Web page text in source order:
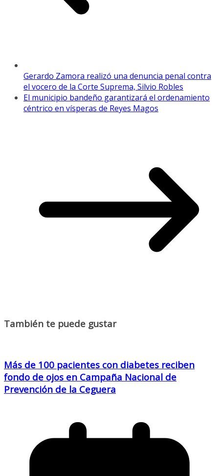
Gerardo Zamora realizó una denuncia penal contra
el vocero de la Corte Suprema, Silvio Robles
El municipio bandeño garantizará el ordenamiento
céntrico en vísperas de Reyes Magos
También te puede gustar
Más de 100 pacientes con diabetes reciben
fondo de ojos en Campaña Nacional de
Prevención de la Ceguera